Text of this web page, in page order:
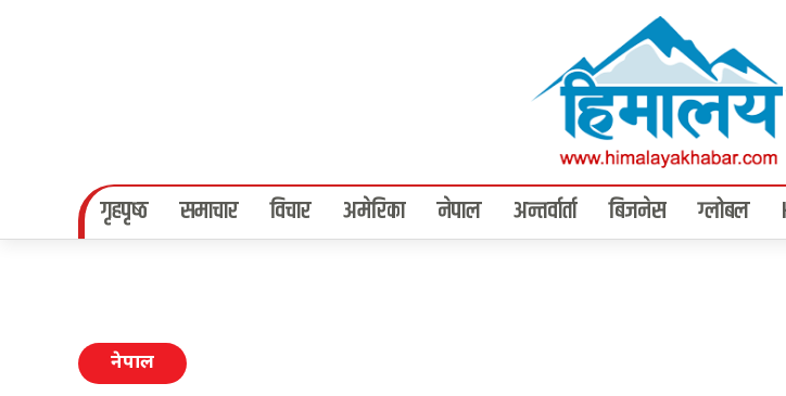
गृहपृष्‍ठ समाचार विचार अमेरिका नेपाल अन्तर्वार्ता बिजनेस ग्लोबल
नेपाल